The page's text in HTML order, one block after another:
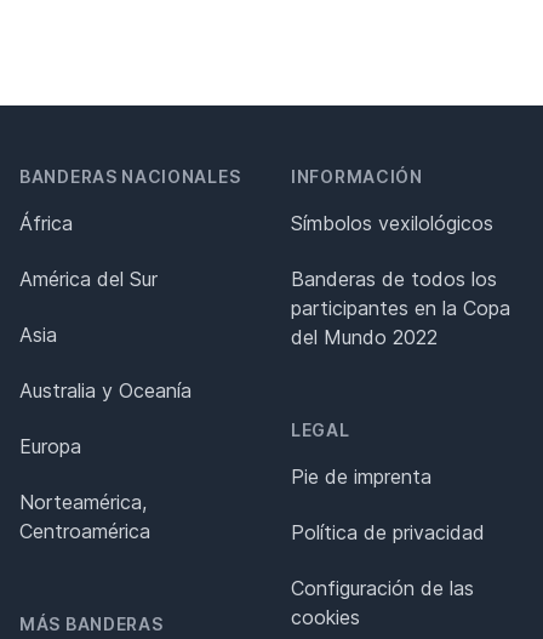
BANDERAS NACIONALES
África
América del Sur
Asia
Australia y Oceanía
Europa
Norteamérica,
Centroamérica
MÁS BANDERAS
INFORMACIÓN
Símbolos vexilológicos
Banderas de todos los
participantes en la Copa
del Mundo 2022
LEGAL
Pie de imprenta
Política de privacidad
Configuración de las
cookies